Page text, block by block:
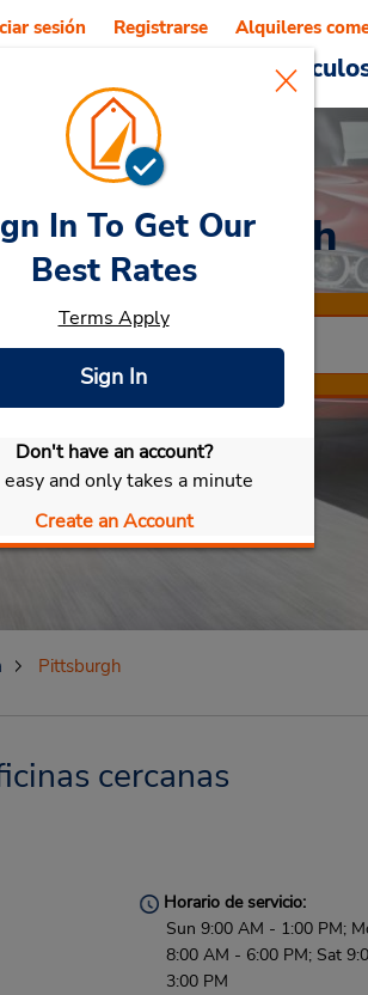
sesión Registrarse Alquileres
Pittsburgh
Seleccionar mi vehículo
In To Get Our
Best Rates
Terms Apply
Sign In
Don't have an account?
and only takes a minute
Create an Account
Pittsburgh
cercanas
Horario de servicio:
Sun 9:00 AM - 1:00 PM;
8:00 AM - 6:00 PM; Sat
3:00 PM